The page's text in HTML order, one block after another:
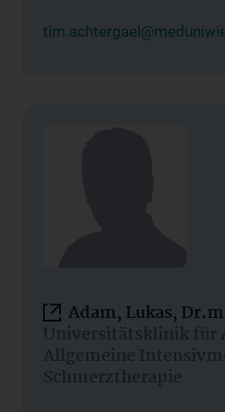
Adam, Lukas,
Universitätsklinik für
Allgemeine
Schmerztherapie